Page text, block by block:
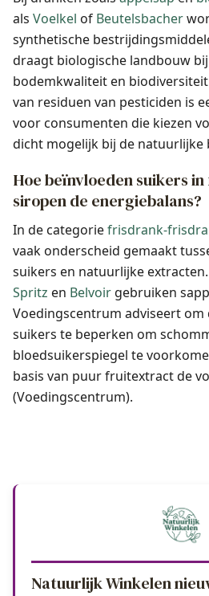
als Voelkel of Beutelsbacher
synthetische
draagt biologische landbouw
bodemkwaliteit en
van residuen van pesticiden is
voor consumenten die kiezen
dicht mogelijk bij de natuurlijke
Hoe beïnvloeden suikers
siropen de energiebalans?
In de categoriefrisdrank-
vaak onderscheid gemaakt
suikers en natuurlijke
Spritz en Belvoir gebruiken
Voedingscentrum adviseert om
suikers te beperken om
bloedsuikerspiegel te
basis van puur fruitextract de
(Voedingscentrum).
Natuurlijk Winkelen